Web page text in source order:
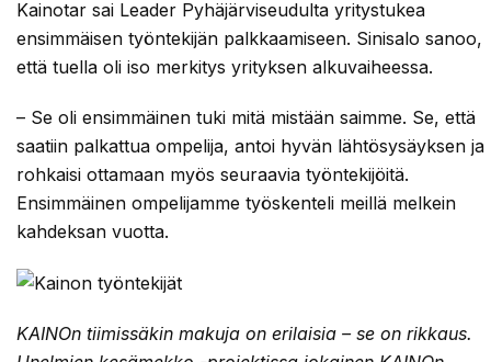
Kainotar sai Leader Pyhäjärviseudulta yritystukea
ensimmäisen työntekijän palkkaamiseen. Sinisalo sanoo,
että tuella oli iso merkitys yrityksen alkuvaiheessa.
– Se oli ensimmäinen tuki mitä mistään saimme. Se, että
saatiin palkattua ompelija, antoi hyvän lähtösysäyksen ja
rohkaisi ottamaan myös seuraavia työntekijöitä.
Ensimmäinen ompelijamme työskenteli meillä melkein
kahdeksan vuotta.
KAINOn tiimissäkin makuja on erilaisia – se on rikkaus.